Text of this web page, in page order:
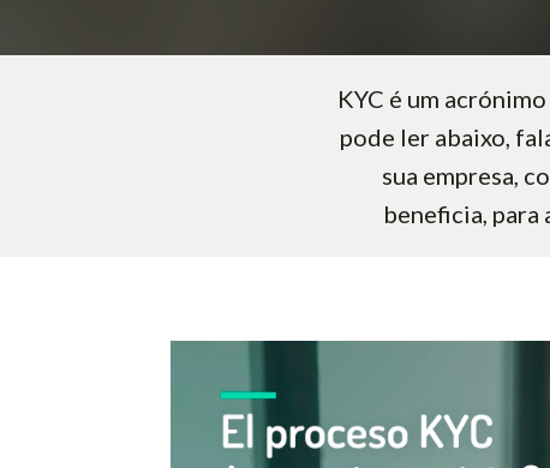
KYC é um
pode ler abaixo,
sua empresa,
beneficia, para